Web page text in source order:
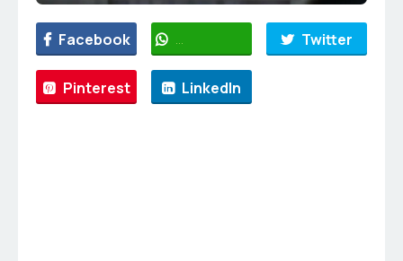
Facebook WhatsApp Twitter
Pinterest LinkedIn